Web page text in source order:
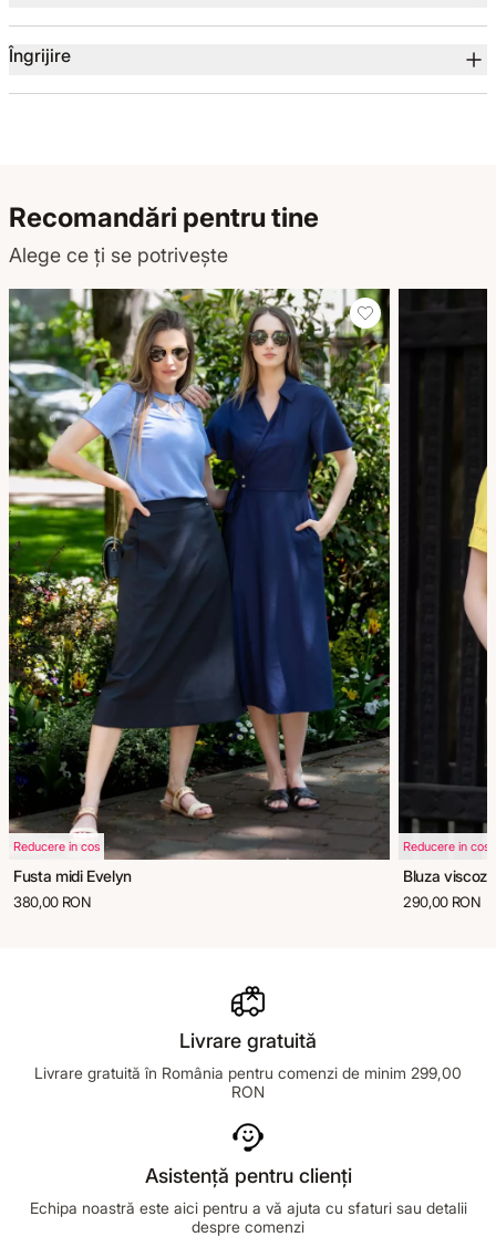
Îngrijire
Recomandări pentru tine
Alege ce ți se potrivește
Reducere in cos
Fusta midi Evelyn
380,00 RON
Reducere in cos
Bluza
290,00 RON
Livrare gratuită
Livrare gratuită în România pentru comenzi de minim 299,00
RON
Asistență pentru clienți
Echipa noastră este aici pentru a vă ajuta cu sfaturi sau detalii
despre comenzi